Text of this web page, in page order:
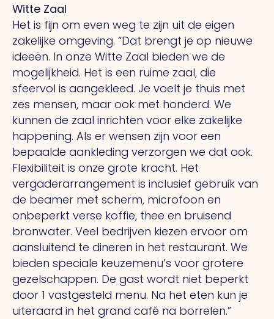
Witte Zaal
Het is fijn om even weg te zijn uit de eigen
zakelijke omgeving. “Dat brengt je op nieuwe
ideeën. In onze Witte Zaal bieden we de
mogelijkheid. Het is een ruime zaal, die
sfeervol is aangekleed. Je voelt je thuis met
zes mensen, maar ook met honderd. We
kunnen de zaal inrichten voor elke zakelijke
happening. Als er wensen zijn voor een
bepaalde aankleding verzorgen we dat ook.
Flexibiliteit is onze grote kracht. Het
vergaderarrangement is inclusief gebruik van
de beamer met scherm, microfoon en
onbeperkt verse koffie, thee en bruisend
bronwater. Veel bedrijven kiezen ervoor om
aansluitend te dineren in het restaurant. We
bieden speciale keuzemenu’s voor grotere
gezelschappen. De gast wordt niet beperkt
door 1 vastgesteld menu. Na het eten kun je
uiteraard in het grand café na borrelen.”